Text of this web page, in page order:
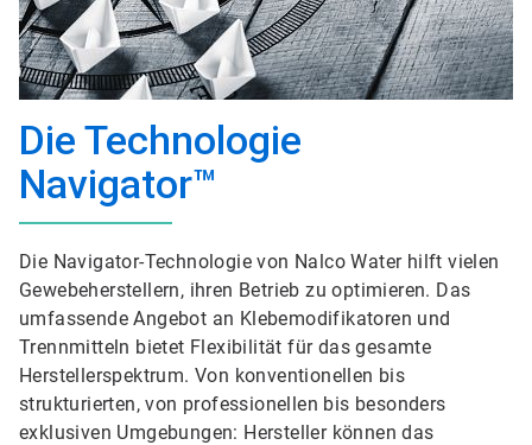
Die Technologie
Navigator™
Die Navigator-Technologie von Nalco Water hilft vielen
Gewebeherstellern, ihren Betrieb zu optimieren. Das
umfassende Angebot an Klebemodifikatoren und
Trennmitteln bietet Flexibilität für das gesamte
Herstellerspektrum. Von konventionellen bis
strukturierten, von professionellen bis besonders
exklusiven Umgebungen: Hersteller können das